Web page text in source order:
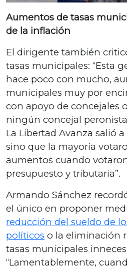
Aumentos de tasas
de la inflación
El dirigente también
tasas municipales: “Esta
hace poco con mucho,
municipales muy por
con apoyo de concejales
ningún concejal
La Libertad Avanza salió
sino que la mayoría
aumentos cuando
presupuesto y tributaria”.
Armando Sánchez
el único en proponer
reducción del sueldo de
políticos o la eliminación
tasas municipales
“Lamentablemente,